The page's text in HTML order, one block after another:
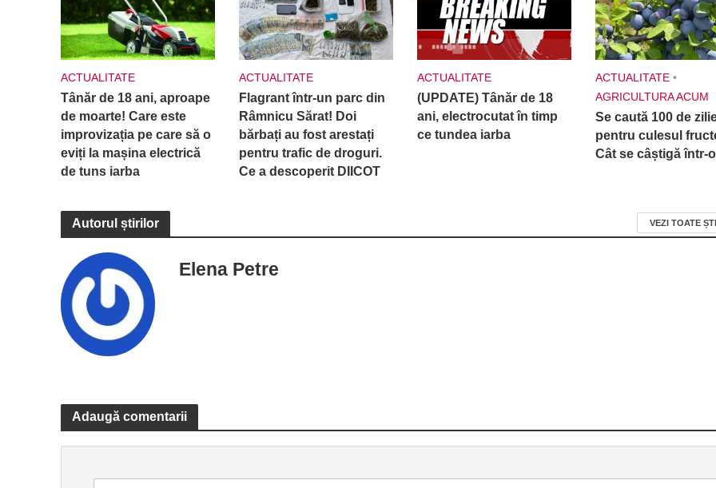
ACTUALITATE
Tânăr de 18 ani, aproape
de moarte! Care este
improvizația pe care să o
eviți la mașina electrică
de tuns iarba
ACTUALITATE
Flagrant într-un parc din
Râmnicu Sărat! Doi
bărbați au fost arestați
pentru trafic de droguri.
Ce a descoperit DIICOT
ACTUALITATE
(UPDATE) Tânăr de 18
ani, electrocutat în timp
ce tundea iarba
ACTUALITATE •
AGRICULTURA ACUM
Se caută 100 de
pentru culesul
Cât se câștigă într-
Autorul știrilor VEZI TOATE
Elena Petre
Adaugă comentarii